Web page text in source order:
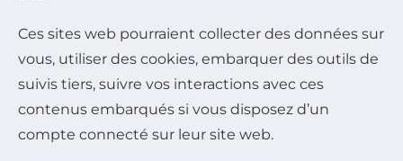
Ces sites web pourraient collecter des données sur
vous, utiliser des cookies, embarquer des outils de
suivis tiers, suivre vos interactions avec ces
contenus embarqués si vous disposez d’un
compte connecté sur leur site web.